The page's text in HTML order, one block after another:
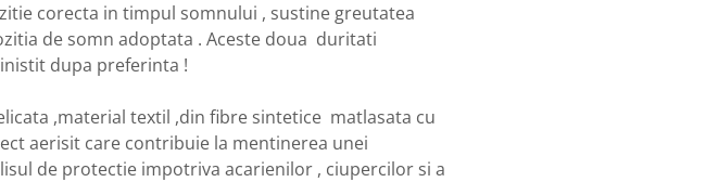
corecta in timpul somnului , sustine greutatea
de somn adoptata . Aceste doua duritati
dupa preferinta !
,material textil ,din fibre sintetice matlasata cu
aerisit care contribuie la mentinerea unei
de protectie impotriva acarienilor , ciupercilor si a